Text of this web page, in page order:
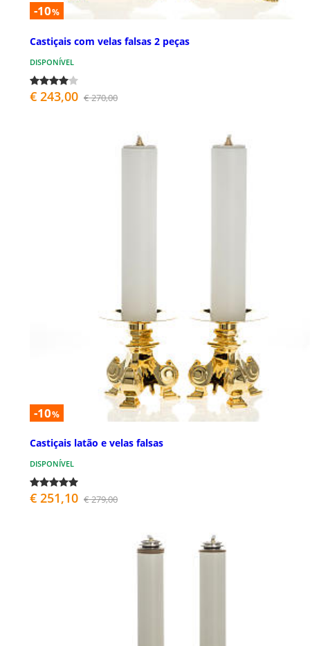
-10%
Castiçais com velas falsas 2 peças
DISPONÍVEL
€ 243,00 € 270,00
-10%
Castiçais latão e velas falsas
DISPONÍVEL
€ 251,10 € 279,00